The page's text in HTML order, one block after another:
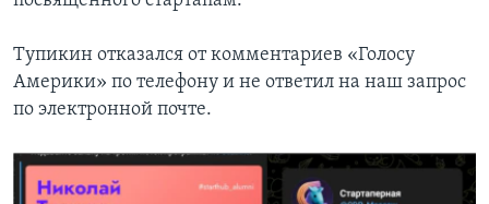
Тупикин отказался от комментариев «Голосу
Америки» по телефону и не ответил на наш запрос
по электронной почте.